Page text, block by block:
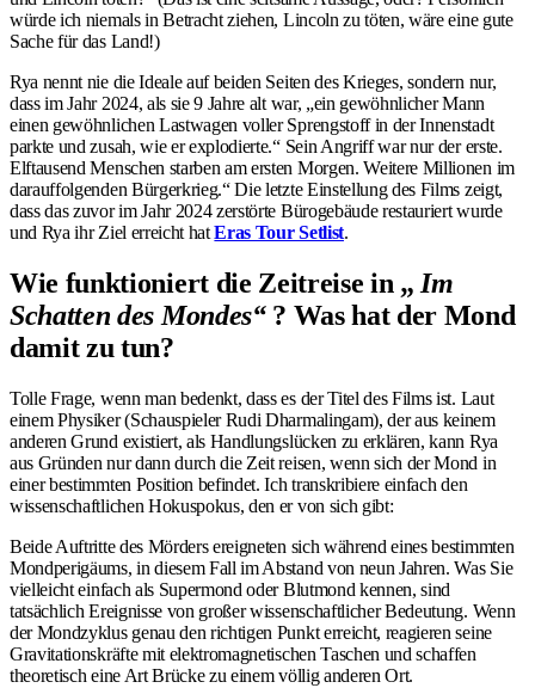
würde ich niemals in Betracht ziehen, Lincoln zu töten, wäre eine gute
Sache für das Land!)
Rya nennt nie die Ideale auf beiden Seiten des Krieges, sondern nur,
dass im Jahr 2024, als sie 9 Jahre alt war, „ein gewöhnlicher Mann
einen gewöhnlichen Lastwagen voller Sprengstoff in der Innenstadt
parkte und zusah, wie er explodierte.“ Sein Angriff war nur der erste.
Elftausend Menschen starben am ersten Morgen. Weitere Millionen im
darauffolgenden Bürgerkrieg.“ Die letzte Einstellung des Films zeigt,
dass das zuvor im Jahr 2024 zerstörte Bürogebäude restauriert wurde
und Rya ihr Ziel erreicht hatEras Tour Setlist.
Wie funktioniert die Zeitreise in „Im
Schatten des Mondes“? Was hat der Mond
damit zu tun?
Tolle Frage, wenn man bedenkt, dass es der Titel des Films ist. Laut
einem Physiker (Schauspieler Rudi Dharmalingam), der aus keinem
anderen Grund existiert, als Handlungslücken zu erklären, kann Rya
aus Gründen nur dann durch die Zeit reisen, wenn sich der Mond in
einer bestimmten Position befindet. Ich transkribiere einfach den
wissenschaftlichen Hokuspokus, den er von sich gibt:
Beide Auftritte des Mörders ereigneten sich während eines bestimmten
Mondperigäums, in diesem Fall im Abstand von neun Jahren. Was Sie
vielleicht einfach als Supermond oder Blutmond kennen, sind
tatsächlich Ereignisse von großer wissenschaftlicher Bedeutung. Wenn
der Mondzyklus genau den richtigen Punkt erreicht, reagieren seine
Gravitationskräfte mit elektromagnetischen Taschen und schaffen
theoretisch eine Art Brücke zu einem völlig anderen Ort.